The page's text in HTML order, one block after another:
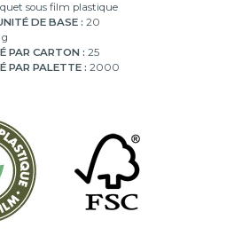
sous film plastique
DE BASE : 20
PAR CARTON : 25
PAR PALETTE : 2000